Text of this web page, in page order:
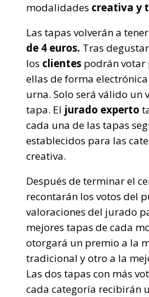
modalidades creativa y
Las tapas volverán a
de 4 euros. Tras
los clientes podrán votar
ellas de forma
urna. Solo será válido un
tapa. El jurado experto
cada una de las tapas
establecidos para las
creativa.
Después de terminar el
recontarán los votos del
valoraciones del jurado
mejores tapas de cada
otorgará un premio a la
tradicional y otro a la
Las dos tapas con más
cada categoría recibirán